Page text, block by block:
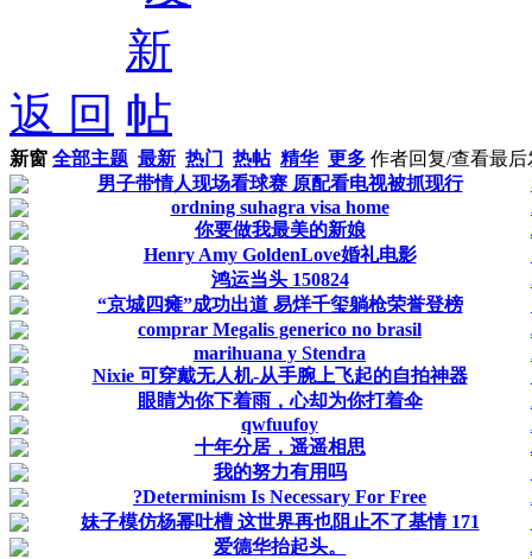
返 回
新窗 全部主题 最新 热门 热帖 精华 更多 作者回复/查看最后
男子带情人现场看球赛 原配看电视被抓现行
ordning suhagra visa home
你要做我最美的新娘
Henry Amy GoldenLove婚礼电影
鸿运当头 150824
“京城四瘫”成功出道 易烊千玺躺枪荣誉登榜
comprar Megalis generico no brasil
marihuana y Stendra
Nixie 可穿戴无人机-从手腕上飞起的自拍神器
眼睛为你下着雨，心却为你打着伞
qwfuufoy
十年分居，遥遥相思
我的努力有用吗
?Determinism Is Necessary For Free
妹子模仿杨幂吐槽 这世界再也阻止不了基情 171
爱德华抬起头。